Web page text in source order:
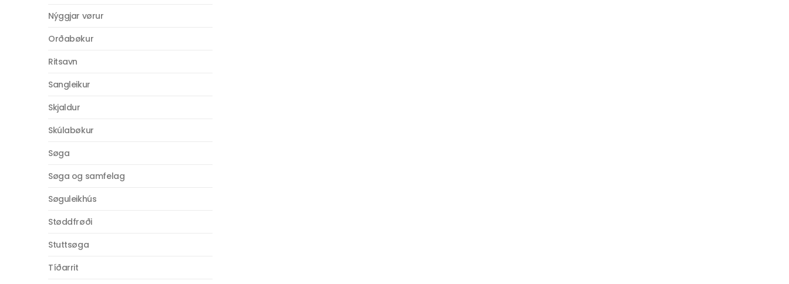
Nýggjar vørur
Orðabøkur
Ritsavn
Sangleikur
Skjaldur
Skúlabøkur
Søga
Søga og samfelag
Søguleikhús
Støddfrøði
Stuttsøga
Tíðarrit